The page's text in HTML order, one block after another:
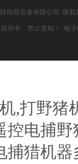
电器设备有限公司 版
所有，禁止复制！ 电
打野猪
控电捕
捕猎机